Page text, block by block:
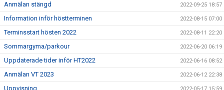
Anmälan stängd 2022-09-25 18:57
Information inför höstterminen 2022-08-15 07:00
Terminsstart hösten 2022 2022-08-11 22:20
Sommargyma/parkour 2022-06-20 06:19
Uppdaterade tider inför HT2022 2022-06-16 08:52
Anmälan VT 2023 2022-06-12 22:38
Uppvisning